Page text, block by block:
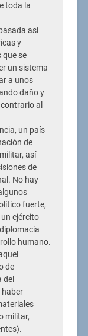
toda la
asi
y
se
un sistema
a unos
daño y
al
un país
de
así
de
No hay
fuerte,
ejército
humano.
de
del
militar,